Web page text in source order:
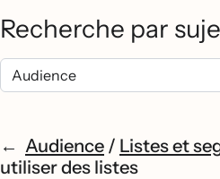
Recherche par
Audience / Listes et
utiliser des listes